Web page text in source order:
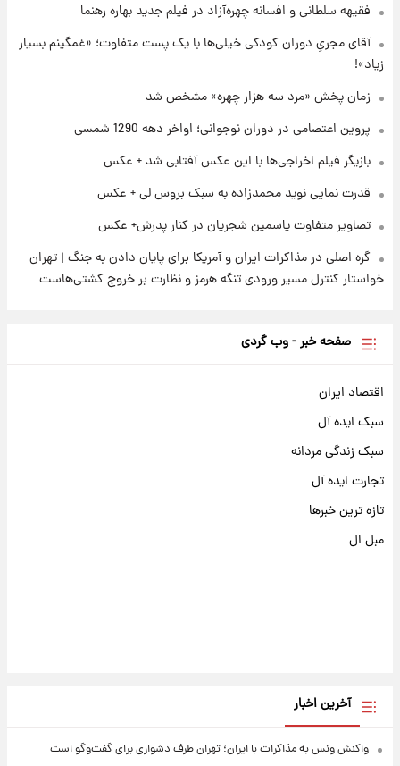
علی مطهری: اجرای کامل تفاهم‌نامه اسلام‌آباد،
فقیهه سلطانی و افسانه چهره‌آزاد در فیلم جدید بهاره رهنما
آقای مجریِ دوران کودکی خیلی‌ها با یک پست متفاوت؛ «غمگینم بسیار
زیاد»!
زمان پخش «مرد سه هزار چهره» مشخص شد
پروین اعتصامی در دوران نوجوانی؛ اواخر دهه 1290 شمسی
بازیگر فیلم اخراجی‌ها با این عکس آفتابی شد + عکس
قدرت نمایی نوید محمدزاده به سبک بروس لی + عکس
تصاویر متفاوت یاسمین شجریان در کنار پدرش+ عکس
گره اصلی در مذاکرات ایران و آمریکا برای پایان دادن به جنگ | تهران
خواستار کنترل مسیر ورودی تنگه هرمز و نظارت بر خروج کشتی‌هاست
صفحه خبر - وب گردی
اقتصاد ایران
سبک ایده آل
سبک زندگی مردانه
تجارت ایده آل
تازه ترین خبرها
مبل ال
آخرین اخبار
واکنش ونس به مذاکرات با ایران؛ تهران طرف دشواری برای گفت‌وگو است